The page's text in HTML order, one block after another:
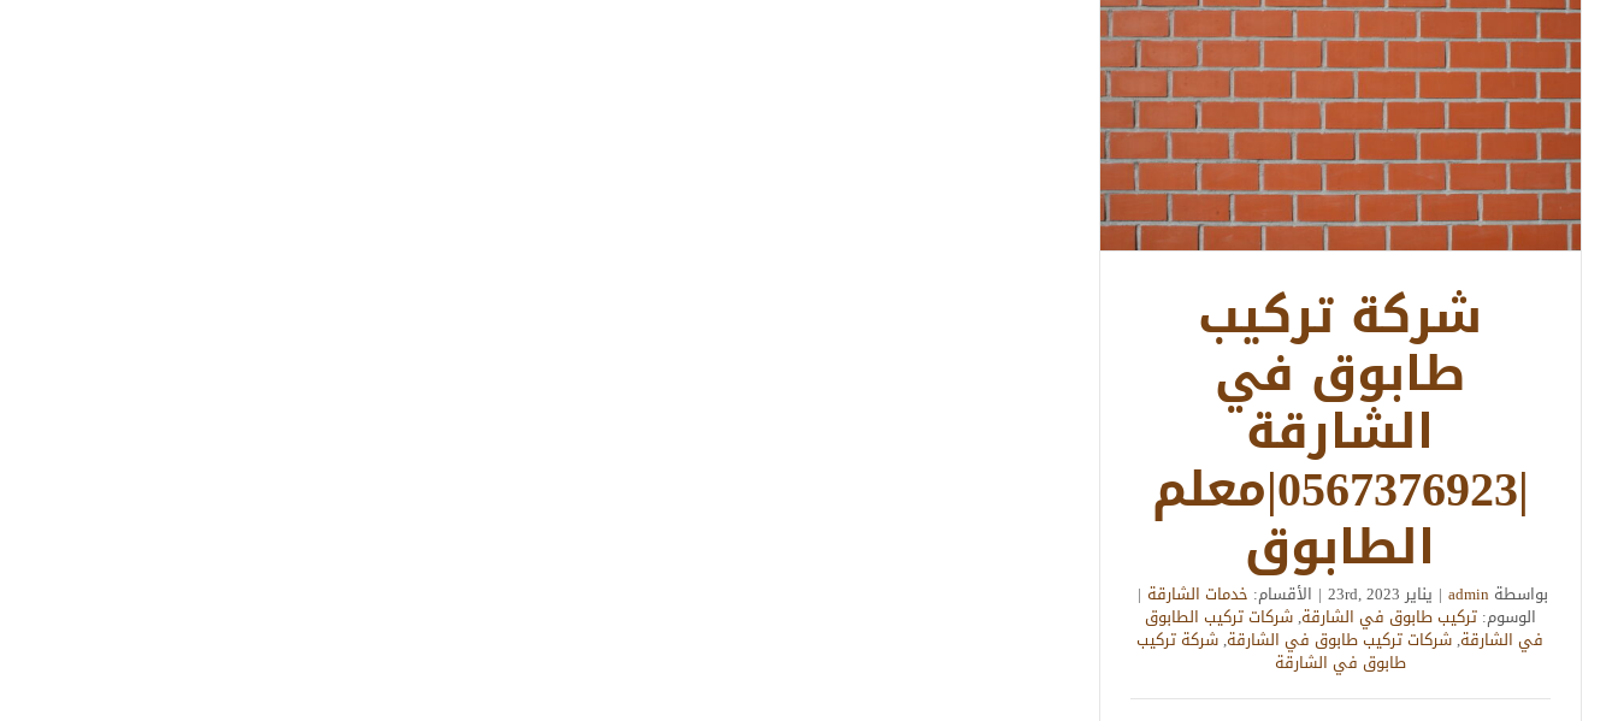
شركة تركيب
طابوق في
الشارقة
|0567376923|معلم
الطابوق
بواسطة admin
| يناير 23rd, 2023 | الأقسام: خدمات الشارقة |
الوسوم:تركيب طابوق في الشارقة,شركات تركيب الطابوق
في الشارقة,شركات تركيب طابوق في الشارقة,شركة تركيب
طابوق في الشارقة